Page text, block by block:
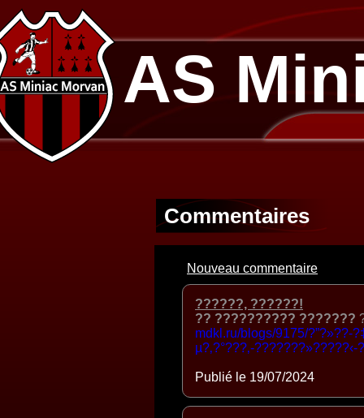
AS
Commentaires
Nouveau commentaire
??????, ??????!
?? ?????????? ???????
mdkl.ru/blogs/9175/?”?»??-
µ?‚?°???‚-???????»?????‹-
Publié le 19/07/2024